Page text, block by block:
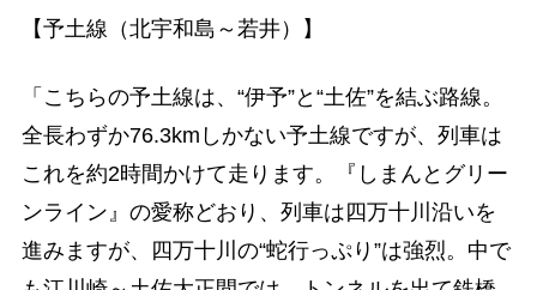
【予土線（北宇和島～若井）】
「こちらの予土線は、“伊予”と“土佐”を結ぶ路線。
全長わずか76.3kmしかない予土線ですが、列車は
これを約2時間かけて走ります。『しまんとグリー
ンライン』の愛称どおり、列車は四万十川沿いを
進みますが、四万十川の“蛇行っぷり”は強烈。中で